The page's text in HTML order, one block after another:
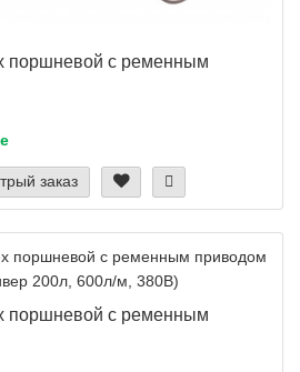
поршневой с ременным
заказ
поршневой с ременным